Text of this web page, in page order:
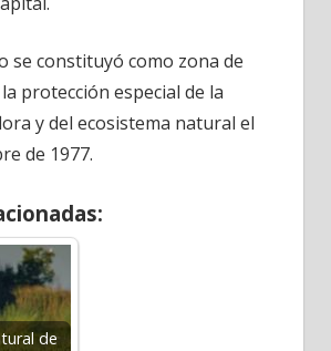
se constituyó como zona de
protección especial de la
y del ecosistema natural el
de 1977.
de